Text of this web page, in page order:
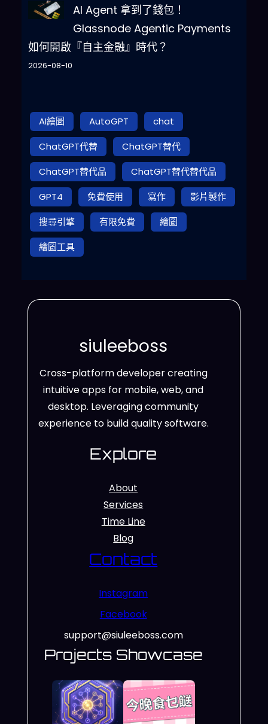
AI Agent 拿到了錢包！
Glassnode Agentic Payments
如何開啟『自主金融』時代？
2026-08-10
AI繪圖 AutoGPT
chat
ChatGPT代替
ChatGPT替代
ChatGPT替代品
ChatGPT替代替代品
GPT4
免費使用 寫作
影片製作
搜尋引擎
有限免費
繪圖
繪圖工具
siuleeboss
Cross-platform developer creating
intuitive apps for mobile, web, and
desktop. Leveraging community
experience to build quality software.
Explore
About
Services
Time Line
Blog
Contact
Instagram
Facebook
support@siuleeboss.com
Projects Showcase